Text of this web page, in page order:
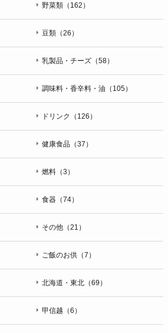
野菜類（162）
豆類（26）
乳製品・チーズ（58）
調味料・香辛料・油（105）
ドリンク（126）
健康食品（37）
燃料（3）
食器（74）
その他（21）
ご飯のお供（7）
北海道・東北（69）
甲信越（6）